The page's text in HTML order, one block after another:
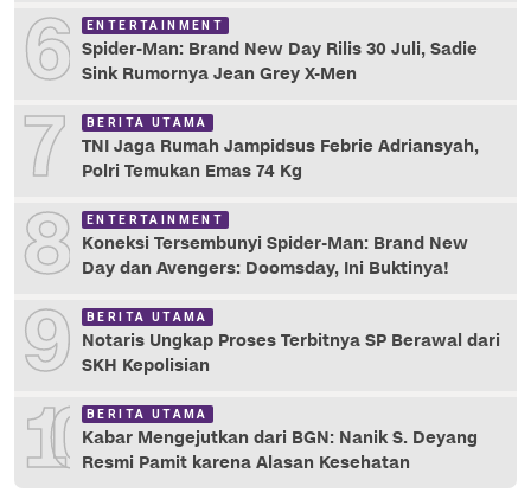
6 ENTERTAINMENT
Spider-Man: Brand New Day Rilis 30 Juli, Sadie
Sink Rumornya Jean Grey X-Men
7 BERITA UTAMA
TNI Jaga Rumah Jampidsus Febrie Adriansyah,
Polri Temukan Emas 74 Kg
8 ENTERTAINMENT
Koneksi Tersembunyi Spider-Man: Brand New
Day dan Avengers: Doomsday, Ini Buktinya!
9 BERITA UTAMA
Notaris Ungkap Proses Terbitnya SP Berawal dari
SKH Kepolisian
10 BERITA UTAMA
Kabar Mengejutkan dari BGN: Nanik S. Deyang
Resmi Pamit karena Alasan Kesehatan